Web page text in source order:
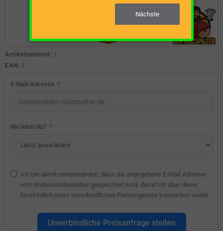
Artikelnummer: /
EAN: /
E-Mail-Adresse
Wo lebst du?
Ich bin damit einverstanden, dass die angegebene E-Mail-Adresse
vom Webseitenbetreiber gespeichert wird, damit ich über diese
hinsichtlich eines unverbindlichen Preisangebots kontaktiert werde.
Unverbindliche Preisanfrage stellen
Nächste